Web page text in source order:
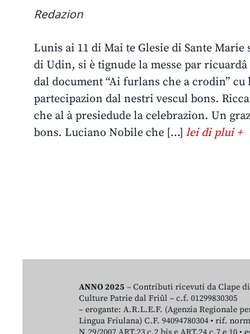
Redazion
Lunis ai 11 di Mai te Glesie di Sante Marie
di Udin, si è tignude la messe par ricuardâ
dal document “Ai furlans che a crodin” cu
partecipazion dal nestri vescul bons.
che al à presiedude la celebrazion. Un
bons. Luciano Nobile che […] lei di plui +
ANNO 2025 – Contributi ricevuti da Clape di
Culture Patrie dal Friûl – c.f. 01299830305
– erogante: A.R.L.E.F. (Agenzia Regionale
Lingua Friulana) C.F. 94094780304 • rif.